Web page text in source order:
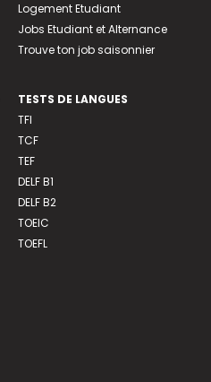
Logement Etudiant
Jobs Etudiant et Alternance
Trouve ton job saisonnier
TESTS DE LANGUES
TFI
TCF
TEF
DELF B1
DELF B2
TOEIC
TOEFL